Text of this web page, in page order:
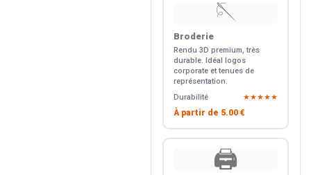
🪡
Broderie
Rendu 3D premium, très
durable. Idéal logos
corporate et tenues de
représentation.
Durabilité
★★★★★
À partir de 5.00 €
🖨️